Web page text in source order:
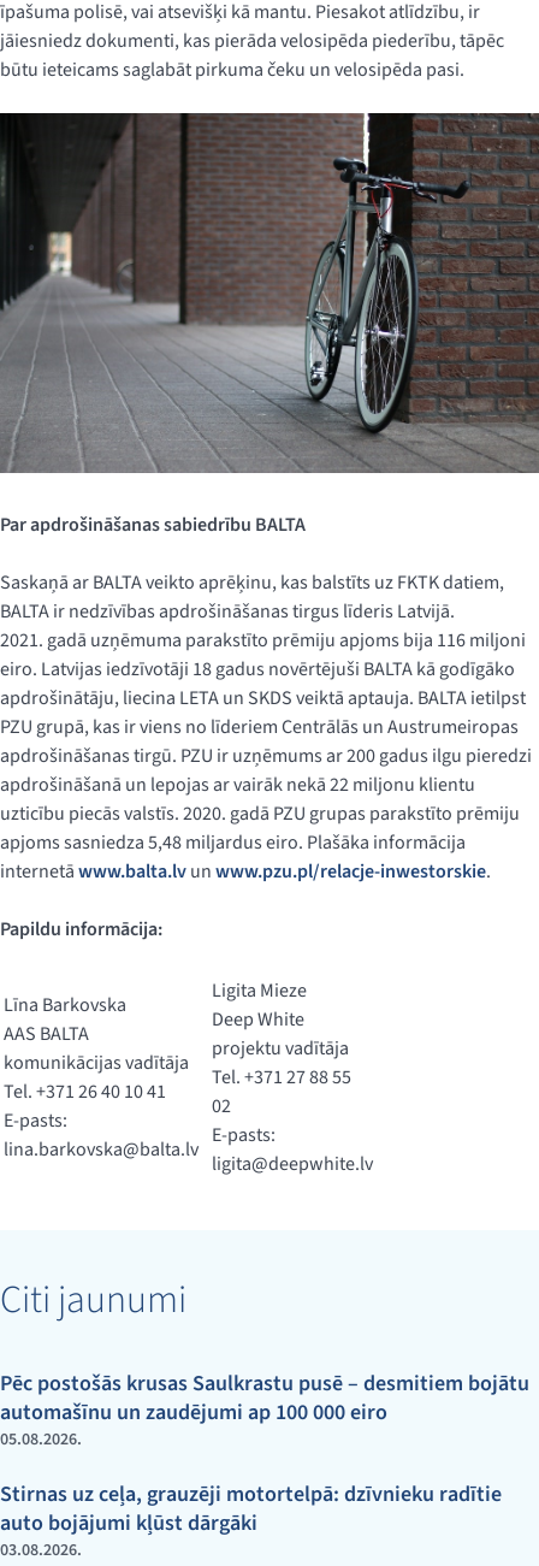
īpašuma polisē, vai atsevišķi kā mantu. Piesakot atlīdzību, ir
jāiesniedz dokumenti, kas pierāda velosipēda piederību, tāpēc
būtu ieteicams saglabāt pirkuma čeku un velosipēda pasi.
Par apdrošināšanas sabiedrību BALTA
Saskaņā ar BALTA veikto aprēķinu, kas balstīts uz FKTK datiem,
BALTA ir nedzīvības apdrošināšanas tirgus līderis Latvijā.
2021. gadā uzņēmuma parakstīto prēmiju apjoms bija 116 miljoni
eiro. Latvijas iedzīvotāji 18 gadus novērtējuši BALTA kā godīgāko
apdrošinātāju, liecina LETA un SKDS veiktā aptauja. BALTA ietilpst
PZU grupā, kas ir viens no līderiem Centrālās un Austrumeiropas
apdrošināšanas tirgū. PZU ir uzņēmums ar 200 gadus ilgu pieredzi
apdrošināšanā un lepojas ar vairāk nekā 22 miljonu klientu
uzticību piecās valstīs. 2020. gadā PZU grupas parakstīto prēmiju
apjoms sasniedza 5,48 miljardus eiro. Plašāka informācija
internetāwww.balta.lvunwww.pzu.pl/relacje-inwestorskie.
Papildu informācija:
Līna Barkovska
AAS BALTA
komunikācijas vadītāja
Tel. +371 26 40 10 41
E-pasts:
lina.barkovska@balta.lv
Ligita Mieze
Deep White
projektu vadītāja
Tel. +371 27 88 55
02
E-pasts:
ligita@deepwhite.lv
Citi jaunumi
Pēc postošās krusas Saulkrastu pusē – desmitiem bojātu
automašīnu un zaudējumi ap 100 000 eiro
05.08.2026.
Stirnas uz ceļa, grauzēji motortelpā: dzīvnieku radītie
auto bojājumi kļūst dārgāki
03.08.2026.